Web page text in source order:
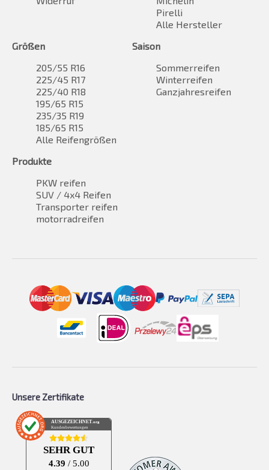
Pirelli
Alle Hersteller
Größen
205/55 R16
225/45 R17
225/40 R18
195/65 R15
235/35 R19
185/65 R15
Alle Reifengrößen
Saison
Sommerreifen
Winterreifen
Ganzjahresreifen
Produkte
PKW reifen
SUV / 4x4 Reifen
Transporter reifen
motorradreifen
Unsere Zertifikate
AUSGEZEICHNET .org
Kundenbewertungen
SEHR GUT
4.39 / 5.00